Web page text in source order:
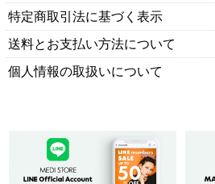
特定商取引法に基づく表示
送料とお支払い方法について
個人情報の取扱いについて